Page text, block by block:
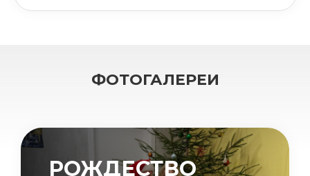
ФОТОГАЛЕРЕИ
РОЖДЕСТВО